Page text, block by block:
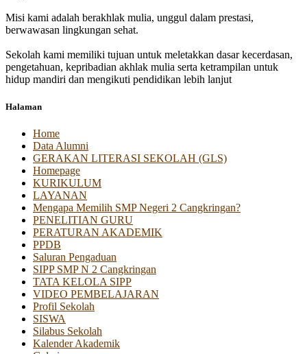
Misi kami adalah berakhlak mulia, unggul dalam prestasi,
berwawasan lingkungan sehat.
Sekolah kami memiliki tujuan untuk meletakkan dasar kecerdasan,
pengetahuan, kepribadian akhlak mulia serta ketrampilan untuk
hidup mandiri dan mengikuti pendidikan lebih lanjut
Halaman
Home
Data Alumni
GERAKAN LITERASI SEKOLAH (GLS)
Homepage
KURIKULUM
LAYANAN
Mengapa Memilih SMP Negeri 2 Cangkringan?
PENELITIAN GURU
PERATURAN AKADEMIK
PPDB
Saluran Pengaduan
SIPP SMP N 2 Cangkringan
TATA KELOLA SIPP
VIDEO PEMBELAJARAN
Profil Sekolah
SISWA
Silabus Sekolah
Kalender Akademik